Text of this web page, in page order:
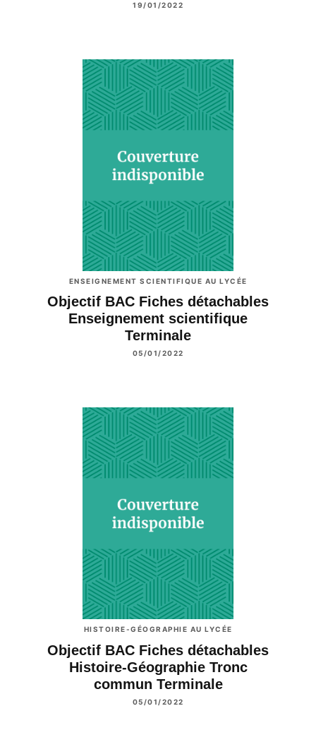
19/01/2022
ENSEIGNEMENT SCIENTIFIQUE AU LYCÉE
Objectif BAC Fiches détachables
Enseignement scientifique
Terminale
05/01/2022
HISTOIRE-GÉOGRAPHIE AU LYCÉE
Objectif BAC Fiches détachables
Histoire-Géographie Tronc
commun Terminale
05/01/2022